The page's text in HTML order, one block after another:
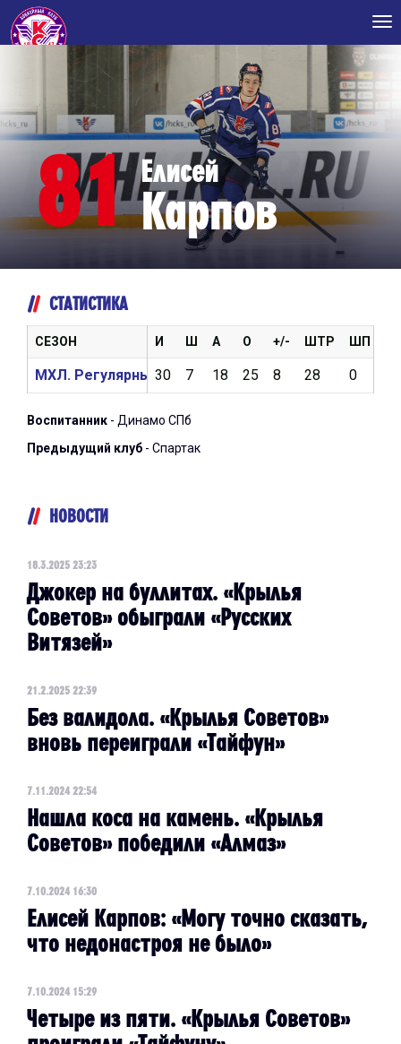
81 Елисей
Карпов
СТАТИСТИКА
И Ш А О +/- ШТР ШП
30 7 18 25 8 28 0
СЕЗОН
МХЛ. Регулярный чемпионат 2024/2025
Воспитанник - Динамо СПб
Предыдущий клуб - Спартак
НОВОСТИ
18.3.2025 23:23
Джокер на буллитах. «Крылья
Советов» обыграли «Русских
Витязей»
21.2.2025 22:39
Без валидола. «Крылья Советов»
вновь переиграли «Тайфун»
7.11.2024 22:54
Нашла коса на камень. «Крылья
Советов» победили «Алмаз»
7.10.2024 16:30
Елисей Карпов: «Могу точно сказать,
что недонастроя не было»
7.10.2024 15:29
Четыре из пяти. «Крылья Советов»